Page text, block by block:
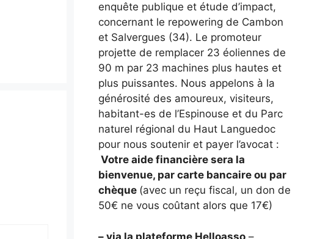
enquête publique et étude d’impact,
concernant le repowering de Cambon
et Salvergues (34). Le promoteur
projette de remplacer 23 éoliennes de
90 m par 23 machines plus hautes et
plus puissantes. Nous appelons à la
générosité des amoureux, visiteurs,
habitant-es de l’Espinouse et du Parc
naturel régional du Haut Languedoc
pour nous soutenir et payer l’avocat :
Votre aide financière sera la
bienvenue, par carte bancaire ou par
chèque (avec un reçu fiscal, un don de
50€ ne vous coûtant alors que 17€)
– via la plateforme Helloasso–